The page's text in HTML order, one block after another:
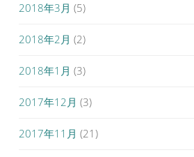
2018年3月 (5)
2018年2月 (2)
2018年1月 (3)
2017年12月 (3)
2017年11月 (21)